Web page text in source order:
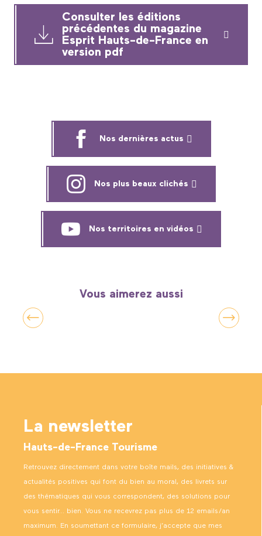
Consulter les éditions
précédentes du magazine
Esprit Hauts-de-France en
version pdf
Nos dernières actus
Nos plus beaux clichés
Nos territoires en vidéos
Vous aimerez aussi
La newsletter
Hauts-de-France Tourisme
Retrouvez directement dans votre boîte mails, des initiatives &
actualités positives qui font du bien au moral, des livrets sur
des thématiques qui vous correspondent, des solutions pour
vous sentir… bien. Vous ne recevrez pas plus de 12 emails/an
maximum. En soumettant ce formulaire, j’accepte que mes